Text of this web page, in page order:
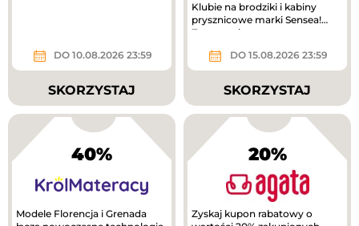
DO 10.08.2026 23:59
SKORZYSTAJ
Klubie na brodziki i kabiny
prysznicowe marki Sensea!
Zwrot na kupon.
DO 15.08.2026 23:59
SKORZYSTAJ
40%
Modele Florencja i Grenada
20%
Zyskaj kupon rabatowy o